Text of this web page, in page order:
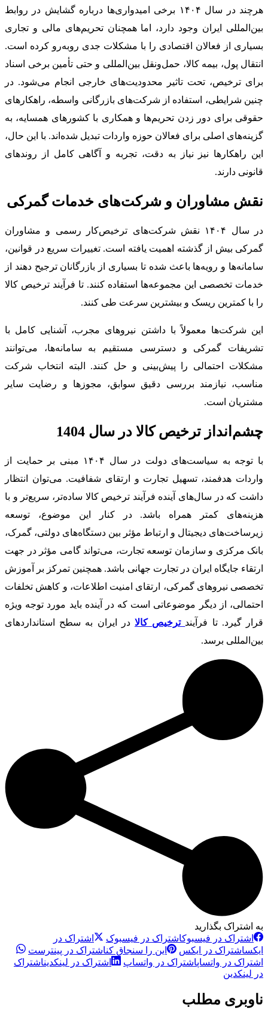
هرچند در سال ۱۴۰۴ برخی امیدواری‌ها درباره گشایش در روابط
بین‌المللی ایران وجود دارد، اما همچنان تحریم‌های مالی و تجاری
بسیاری از فعالان اقتصادی را با مشکلات جدی روبه‌رو کرده است.
انتقال پول، بیمه کالا، حمل‌ونقل بین‌المللی و حتی تأمین برخی اسناد
برای ترخیص، تحت تاثیر محدودیت‌های خارجی انجام می‌شود. در
چنین شرایطی، استفاده از شرکت‌های بازرگانی واسطه، راهکارهای
حقوقی برای دور زدن تحریم‌ها و همکاری با کشورهای همسایه، به
گزینه‌های اصلی برای فعالان حوزه واردات تبدیل شده‌اند. با این حال،
این راهکارها نیز نیاز به دقت، تجربه و آگاهی کامل از روندهای
قانونی دارند.
نقش مشاوران و شرکت‌های خدمات گمرکی
در سال ۱۴۰۴ نقش شرکت‌های ترخیص‌کار رسمی و مشاوران
گمرکی بیش از گذشته اهمیت یافته است. تغییرات سریع در قوانین،
سامانه‌ها و رویه‌ها باعث شده تا بسیاری از بازرگانان ترجیح دهند از
خدمات تخصصی این مجموعه‌ها استفاده کنند. تا فرآیند ترخیص کالا
را با کمترین ریسک و بیشترین سرعت طی کنند.
این شرکت‌ها معمولاً با داشتن نیروهای مجرب، آشنایی کامل با
تشریفات گمرکی و دسترسی مستقیم به سامانه‌ها، می‌توانند
مشکلات احتمالی را پیش‌بینی و حل کنند. البته انتخاب شرکت
مناسب، نیازمند بررسی دقیق سوابق، مجوزها و رضایت سایر
مشتریان است.
چشم‌انداز ترخیص کالا در سال 1404
با توجه به سیاست‌های دولت در سال ۱۴۰۴ مبنی بر حمایت از
واردات هدفمند، تسهیل تجارت و ارتقای شفافیت. می‌توان انتظار
داشت که در سال‌های آینده فرآیند ترخیص کالا ساده‌تر، سریع‌تر و با
هزینه‌های کمتر همراه باشد. در کنار این موضوع، توسعه
زیرساخت‌های دیجیتال و ارتباط مؤثر بین دستگاه‌های دولتی، گمرک،
بانک مرکزی و سازمان توسعه تجارت، می‌تواند گامی مؤثر در جهت
ارتقاء جایگاه ایران در تجارت جهانی باشد. همچنین تمرکز بر آموزش
تخصصی نیروهای گمرکی، ارتقای امنیت اطلاعات، و کاهش تخلفات
احتمالی، از دیگر موضوعاتی است که در آینده باید مورد توجه ویژه
قرار گیرد. تا فرآیند ترخیص کالا در ایران به سطح استانداردهای
بین‌المللی برسد.
به اشتراک بگذارید
اشتراک در فیسبوکاشتراک در فیسبوک
اشتراک در
ایکساشتراک در ایکس این را سنجاق کناشتراک در پینترست
اشتراک در واتساپاشتراک در واتساپ اشتراک در لینکدیناشتراک
در لینکدین
ناوبری مطلب